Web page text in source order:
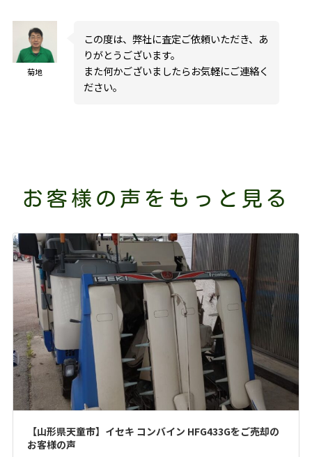
菊地
この度は、弊社に査定ご依頼いただき、あ
りがとうございます。
また何かございましたらお気軽にご連絡く
ださい。
お客様の声をもっと見る
【山形県天童市】イセキ コンバイン HFG433Gをご売却の
お客様の声